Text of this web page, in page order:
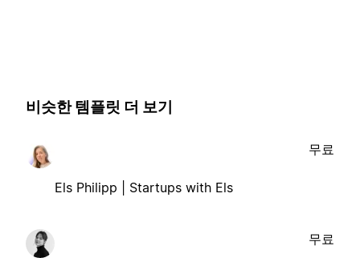
비슷한 템플릿 더 보기
Els Philipp | Startups with Els
무료
무료